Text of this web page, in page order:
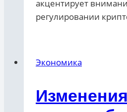
акцентирует
регулировании
Экономика